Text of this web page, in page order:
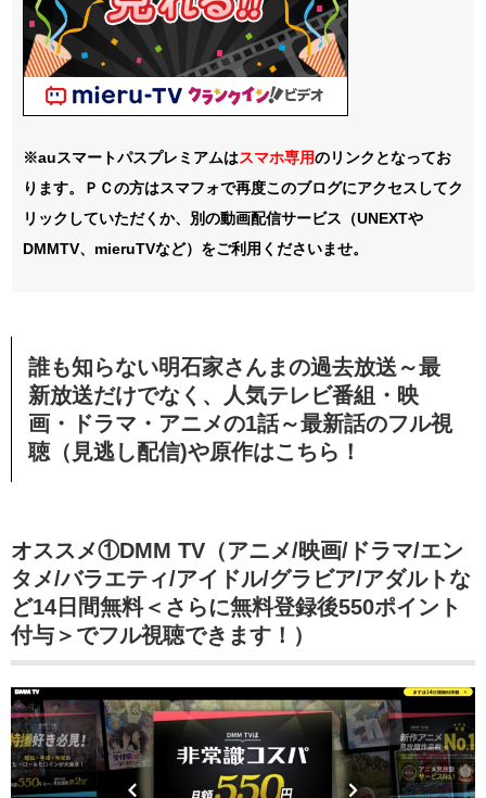
※auスマートパスプレミアムはスマホ専用のリンクとなってお
ります。ＰＣの方はスマフォで再度このブログにアクセスしてク
リックしていただくか、別の動画配信サービス（UNEXTや
DMMTV、mieruTVなど）をご利用くださいませ。
誰も知らない明石家さんまの過去放送～最
新放送だけでなく、人気テレビ番組・映
画・ドラマ・アニメの1話～最新話のフル視
聴（見逃し配信)や原作はこちら！
オススメ①DMM TV（アニメ/映画/ドラマ/エン
タメ/バラエティ/アイドル/グラビア/アダルトな
ど14日間無料＜さらに無料登録後550ポイント
付与＞でフル視聴できます！）